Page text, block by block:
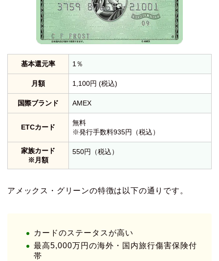
基本還元率 1％
月額 1,100円 (税込)
国際ブランド AMEX
ETCカード
無料
※発行手数料935円（税込）
家族カード
※月額
550円（税込）
アメックス・グリーンの特徴は以下の通りです。
カードのステータスが高い
最高5,000万円の海外・国内旅行傷害保険付
帯